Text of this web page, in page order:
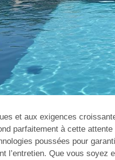
et aux exigences
parfaitement à cette
poussées pour
l’entretien. Que vous